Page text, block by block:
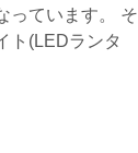
っています。 そ
ト(LEDランタ